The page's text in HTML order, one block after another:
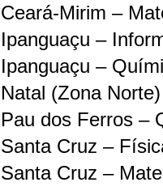
Ceará-Mirim –
Ipanguaçu –
Ipanguaçu –
Natal (Zona
Pau dos Ferros –
Santa Cruz –
Santa Cruz –